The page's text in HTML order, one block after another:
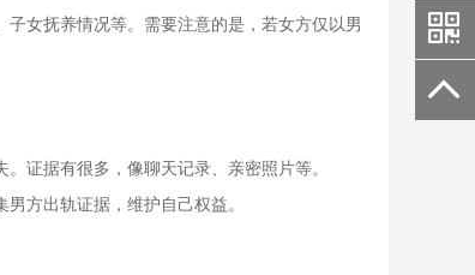
女抚养情况等。需要注意的是，若女方仅以男
证据有很多，像聊天记录、亲密照片等。
方出轨证据，维护自己权益。